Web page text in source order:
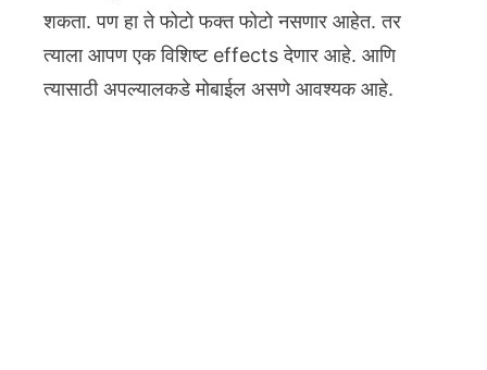
शकता. पण हा ते फोटो फक्त फोटो नसणार आहेत. तर
त्याला आपण एक विशिष्ट effects देणार आहे. आणि
त्यासाठी अपल्यालकडे मोबाईल असणे आवश्यक आहे.